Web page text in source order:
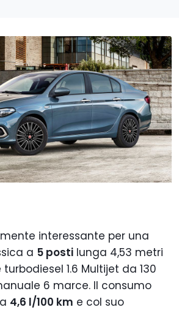
interessante per una
a 5 posti lunga 4,53 metri
1.6 Multijet da 130
6 marce. Il consumo
4,6 l/100 km e col suo